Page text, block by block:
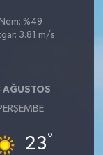
Nem: %49
3.81 m/s
AĞUSTOS
23°